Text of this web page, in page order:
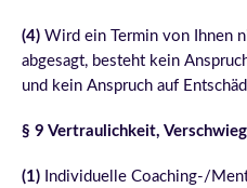
(4) Wird ein Termin von Ihnen
abgesagt, besteht kein
und kein Anspruch auf
§ 9 Vertraulichkeit,
(1) Individuelle Coaching-/